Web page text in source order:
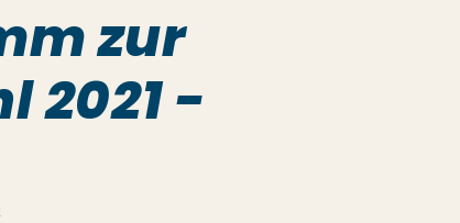
zur
2021 -